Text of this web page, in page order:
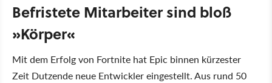
Befristete Mitarbeiter sind bloß
»Körper«
Mit dem Erfolg von Fortnite hat Epic binnen kürzester
Zeit Dutzende neue Entwickler eingestellt. Aus rund 50